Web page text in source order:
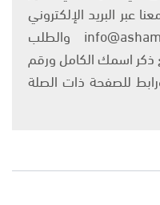
عبر البريد الإلكتروني
على العنوان التالي: info@ashams.com والطلب
ذكر اسمك الكامل ورقم
للصفحة ذات الصلة